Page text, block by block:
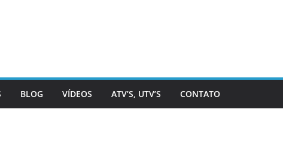
BLOG VÍDEOS ATV’S, UTV’S CONTATO